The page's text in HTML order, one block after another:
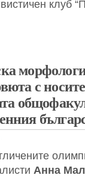
клуб
с
Анна